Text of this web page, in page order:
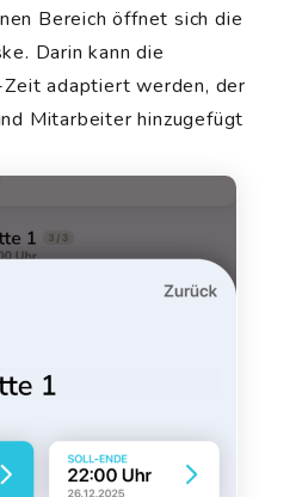
Bereich öffnet sich die
Darin kann die
adaptiert werden, der
Mitarbeiter hinzugefügt